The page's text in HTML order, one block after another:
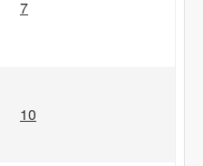
7
10